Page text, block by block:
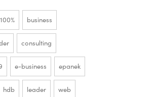
100% business
consulting
e-business epanek
hdb leader web